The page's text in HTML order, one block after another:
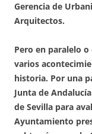
Gerencia de
Arquitectos.
Pero en paralelo
varios
historia. Por una
Junta de
de Sevilla para
Ayuntamiento